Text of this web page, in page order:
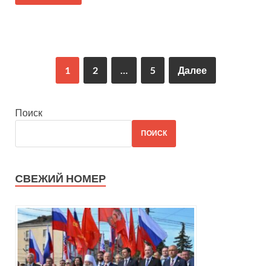
1 2 5 Далее
Поиск
ПОИСК
СВЕЖИЙ НОМЕР